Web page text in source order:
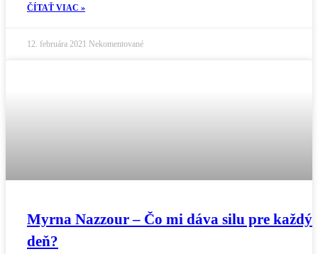
ČÍTAŤ VIAC »
12. februára 2021 Nekomentované
Myrna Nazzour – Čo mi dáva silu pre každý
deň?